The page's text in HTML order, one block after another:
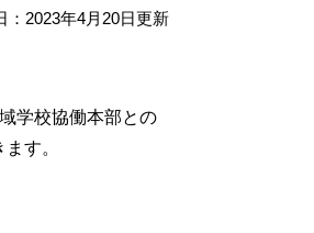
：2023年4月20日更新
学校協働本部との
す。